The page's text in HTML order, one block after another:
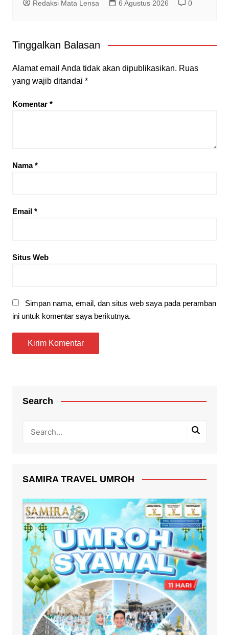
Redaksi Mata Lensa 6 Agustus 2026 0
Tinggalkan Balasan
Alamat email Anda tidak akan dipublikasikan. Ruas
yang wajib ditandai *
Komentar *
Nama*
Email *
Situs Web
Simpan nama, email, dan situs web saya pada peramban
ini untuk komentar saya berikutnya.
Search
SAMIRA TRAVEL UMROH